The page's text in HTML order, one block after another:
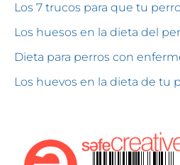
Los 7 trucos para que tu
Los huesos en la dieta del
Dieta para perros con
Los huevos en la dieta de tu